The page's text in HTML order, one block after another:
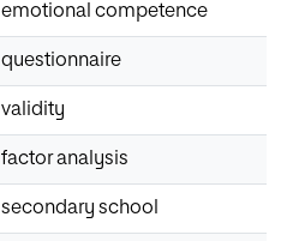
emotional competence
questionnaire
validity
factor analysis
secondary school